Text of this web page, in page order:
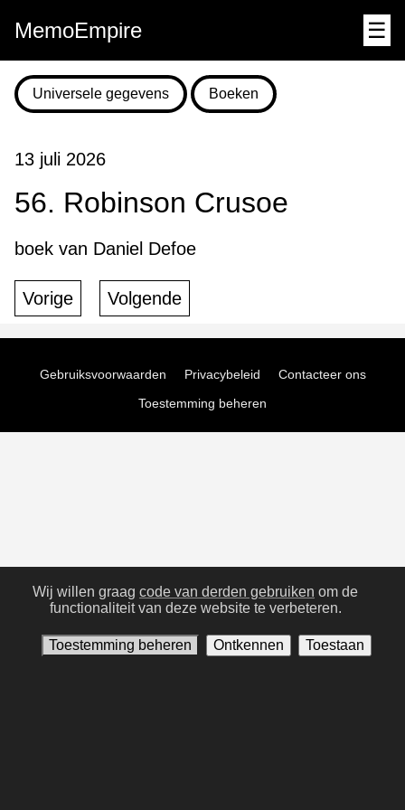
MemoEmpire ☰
Universele gegevens Boeken
13 juli 2026
56. Robinson Crusoe
boek van Daniel Defoe
Vorige Volgende
Gebruiksvoorwaarden Privacybeleid
Contacteer ons
Toestemming beheren
Wij willen graag code van derden gebruiken om de
functionaliteit van deze website te verbeteren.
Toestemming beheren Ontkennen Toestaan